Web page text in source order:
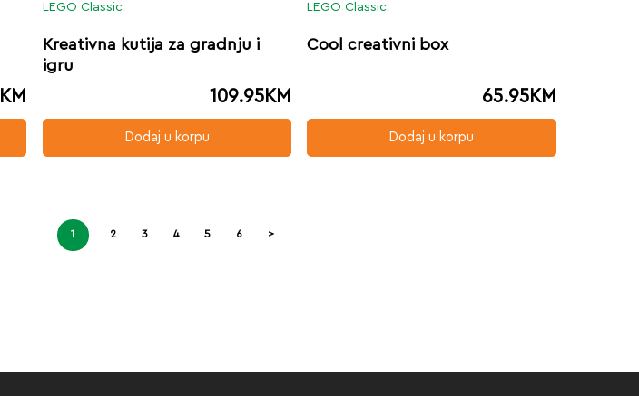
KM
LEGO Classic
Kreativna kutija za gradnju i
igru
109.95KM
Dodaj u korpu
LEGO Classic
Cool creativni box
65.95KM
Dodaj u korpu
1 2 3 4 5 6 >